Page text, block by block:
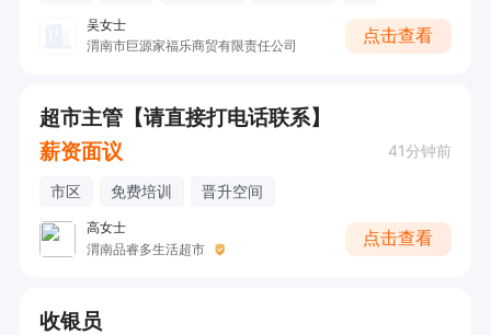
吴女士
渭南市巨源家福乐商贸有限责任公司
点击查看
超市主管【请直接打电话联系】
薪资面议
41分钟前
市区 免费培训 晋升空间
高女士
渭南品睿多生活超市
点击查看
收银员